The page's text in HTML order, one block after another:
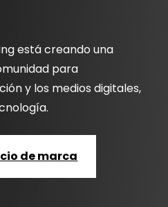
está creando una
para
y los medios digitales,
de marca